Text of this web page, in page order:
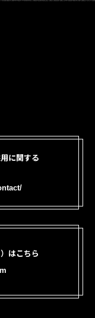
に関する
はこちら